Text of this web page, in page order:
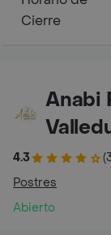
Cierre
Anabi
4.3
Postres
Abierto